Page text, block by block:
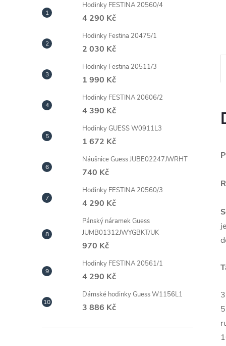
Hodinky FESTINA 20560/4
4 290 Kč
Hodinky Festina 20475/1
2 030 Kč
Hodinky Festina 20511/3
1 990 Kč
Hodinky FESTINA 20606/2
4 390 Kč
Hodinky GUESS W0911L3
1 672 Kč
Náušnice Guess JUBE02247JWRHT
740 Kč
Hodinky FESTINA 20560/3
4 290 Kč
Pánský náramek Guess
JUMB01312JWYGBKT/UK
970 Kč
Hodinky FESTINA 20561/1
4 290 Kč
Dámské hodinky Guess W1156L1
3 886 Kč